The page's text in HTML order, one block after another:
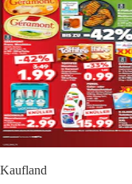
Kaufland